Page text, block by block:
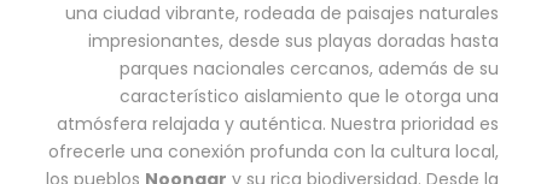
una ciudad vibrante, rodeada de paisajes naturales
impresionantes, desde sus playas doradas hasta
parques nacionales cercanos, además de su
característico aislamiento que le otorga una
atmósfera relajada y auténtica. Nuestra prioridad es
ofrecerle una conexión profunda con la cultura local,